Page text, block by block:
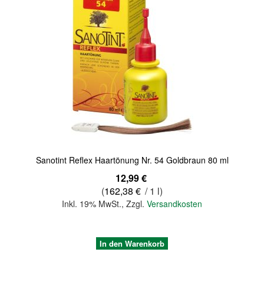
Sanotint Reflex Haartönung Nr. 54 Goldbraun 80 ml
12,99 €
(162,38 € / 1 l)
Inkl. 19% MwSt., Zzgl. Versandkosten
In den Warenkorb